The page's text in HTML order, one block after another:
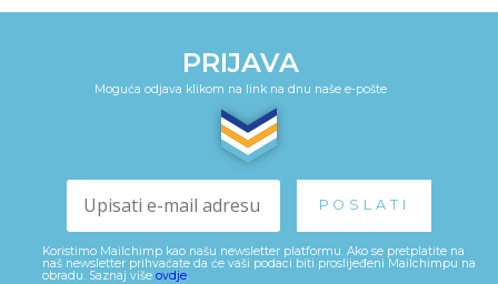
PRIJAVA
Moguća odjava klikom na link na dnu naše e-pošte
Koristimo Mailchimp kao našu newsletter platformu. Ako se pretplatite na
naš newsletter prihvaćate da će vaši podaci biti proslijeđeni Mailchimpu na
obradu. Saznaj više ovdje